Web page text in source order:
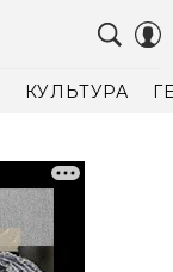
КУЛЬТУРА